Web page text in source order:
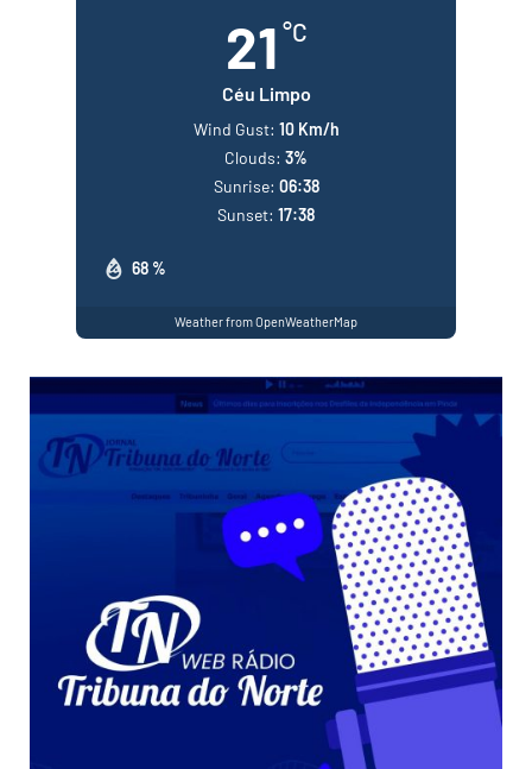
21 °C
Céu Limpo
68 %
Wind Gust: 10 Km/h
Clouds: 3%
Sunrise: 06:38
Sunset: 17:38
Weather from OpenWeatherMap